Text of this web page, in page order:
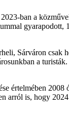
ban a
gyarapodott,
Sárváron csak
a
értelmében
arról is, hogy